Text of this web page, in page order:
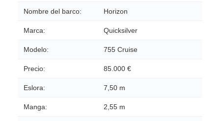
Nombre del barco: Horizon
Marca: Quicksilver
Modelo: 755 Cruise
Precio: 85.000 €
Eslora: 7,50 m
Manga: 2,55 m